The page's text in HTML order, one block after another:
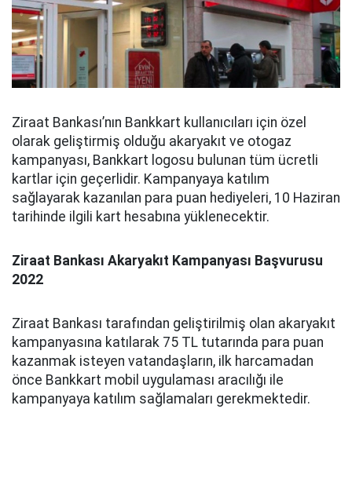
Ziraat Bankası’nın Bankkart kullanıcıları için özel
olarak geliştirmiş olduğu akaryakıt ve otogaz
kampanyası, Bankkart logosu bulunan tüm ücretli
kartlar için geçerlidir. Kampanyaya katılım
sağlayarak kazanılan para puan hediyeleri, 10 Haziran
tarihinde ilgili kart hesabına yüklenecektir.
Ziraat Bankası Akaryakıt Kampanyası Başvurusu
2022
Ziraat Bankası tarafından geliştirilmiş olan akaryakıt
kampanyasına katılarak 75 TL tutarında para puan
kazanmak isteyen vatandaşların, ilk harcamadan
önce Bankkart mobil uygulaması aracılığı ile
kampanyaya katılım sağlamaları gerekmektedir.